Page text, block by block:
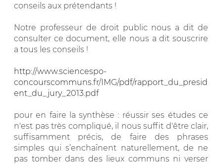
conseils aux prétendants !
Notre professeur de droit public nous a dit de
consulter ce document, elle nous a dit souscrire
a tous les conseils !
http://www.sciencespo-
concourscommuns.fr/IMG/pdf/rapport_du_presid
ent_du_jury_2013.pdf
pour en faire la synthèse : réussir ses études ce
n'est pas très compliqué, il nous suffit d'être clair,
suffisamment précis, de faire des phrases
simples qui s’enchaînent naturellement, de ne
pas tomber dans des lieux communs ni verser